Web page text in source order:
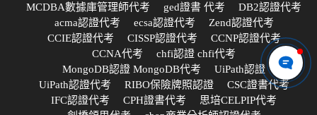
MCDBA數據庫管理師代考
ged證書 代考
DB2認證代考
acma認證代考
ecsa認證代考
Zend認證代考
CCIE認證代考
CISSP認證代考
CCNP認證代考
CCNA代考
chfi認證 chfi代考
MongoDB認證 MongoDB代考
UiPath認證
UiPath認證代考
RIBO保險牌照認證
CSC證書代考
IFC認證代考
CPH證書代考
思培CELPIP代考